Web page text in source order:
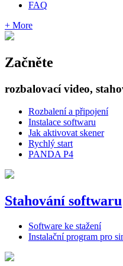
FAQ
+ More
Začněte
rozbalovací video,
Rozbalení a připojení
Instalace softwaru
Jak aktivovat skener
Rychlý start
PANDA P4
Stahování softwaru
Software ke stažení
Instalační program pro